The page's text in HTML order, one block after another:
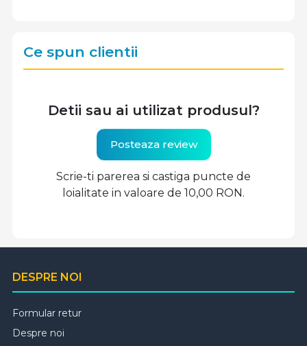
Ce spun clientii
Detii sau ai utilizat produsul?
Posteaza review
Scrie-ti parerea si castiga puncte de
loialitate in valoare de 10,00 RON.
DESPRE NOI
Formular retur
Despre noi